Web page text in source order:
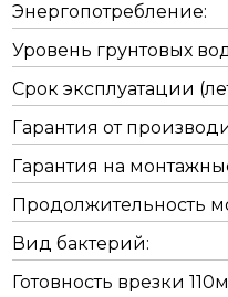
Энергопотребление:
Уровень грунтовых
Срок эксплуатации
Гарантия от
Гарантия на
Продолжительность
Вид бактерий:
Готовность врезки